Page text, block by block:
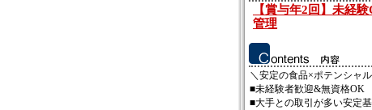
【賞与年2回】未経
管理
＼安定の食品×ポテンシャ
■未経験者歓迎&無資格OK
■大手との取引が多い安定